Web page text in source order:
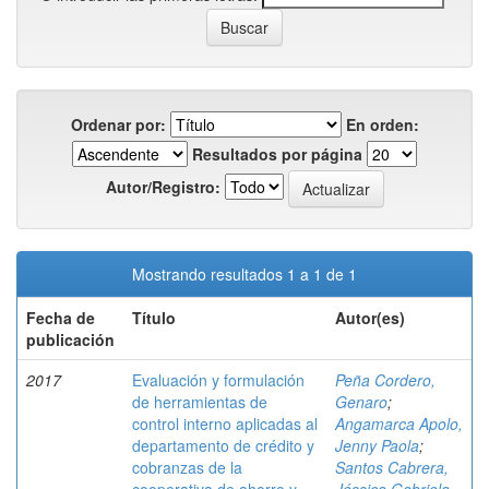
Ordenar por:
En orden:
Resultados por página
Autor/Registro:
Mostrando resultados 1 a 1 de 1
Fecha de
publicación
Título Autor(es)
2017
Evaluación y formulación
de herramientas de
control interno aplicadas al
departamento de crédito y
cobranzas de la
Peña Cordero,
Genaro;
Angamarca Apolo,
Jenny Paola;
Santos Cabrera,